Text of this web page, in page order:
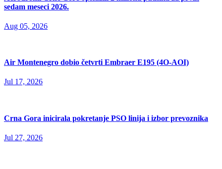
sedam meseci 2026.
Aug 05, 2026
Air Montenegro dobio četvrti Embraer E195 (4O-AOI)
Jul 17, 2026
Crna Gora inicirala pokretanje PSO linija i izbor prevoznika
Jul 27, 2026